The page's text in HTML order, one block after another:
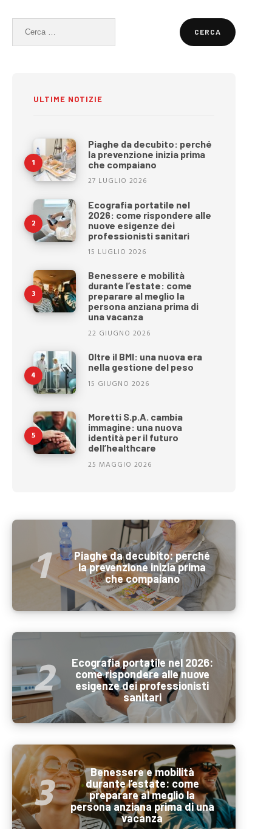
Ricerca
per:
ULTIME NOTIZIE
Piaghe da decubito: perché
la prevenzione inizia prima
che compaiano
27 LUGLIO 2026
Ecografia portatile nel
2026: come rispondere alle
nuove esigenze dei
professionisti sanitari
15 LUGLIO 2026
Benessere e mobilità
durante l’estate: come
preparare al meglio la
persona anziana prima di
una vacanza
22 GIUGNO 2026
Oltre il BMI: una nuova era
nella gestione del peso
15 GIUGNO 2026
Moretti S.p.A. cambia
immagine: una nuova
identità per il futuro
dell’healthcare
25 MAGGIO 2026
Piaghe da decubito: perché
la prevenzione inizia prima
che compaiano
Ecografia portatile nel 2026:
come rispondere alle nuove
esigenze dei professionisti
sanitari
Benessere e mobilità
durante l’estate: come
preparare al meglio la
persona anziana prima di una
vacanza